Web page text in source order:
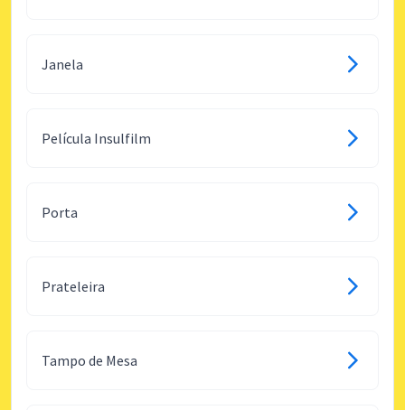
Janela
Película Insulfilm
Porta
Prateleira
Tampo de Mesa